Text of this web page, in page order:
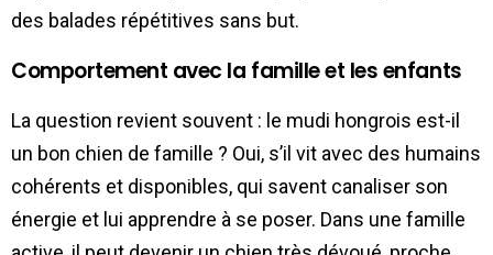
des balades répétitives sans but.
Comportement avec la famille et les enfants
La question revient souvent : le mudi hongrois est-il
un bon chien de famille ? Oui, s’il vit avec des humains
cohérents et disponibles, qui savent canaliser son
énergie et lui apprendre à se poser. Dans une famille